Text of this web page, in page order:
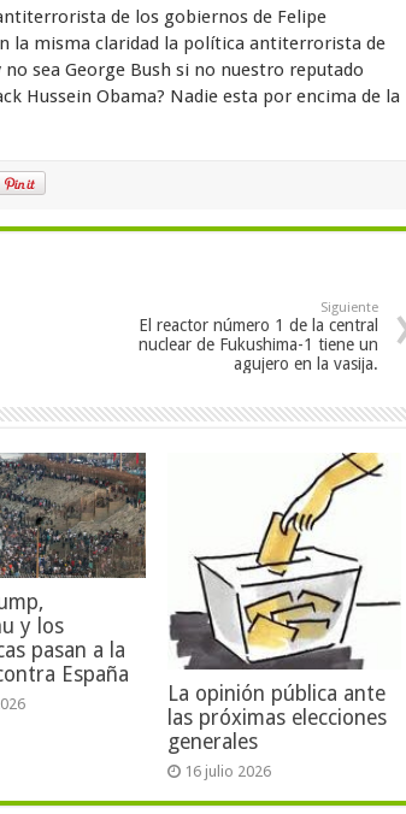
de los gobiernos de Felipe
la misma claridad la política antiterrorista de
sea George Bush si no nuestro reputado
Hussein Obama? Nadie esta por encima de la
Siguiente
El reactor número 1 de la central
nuclear de Fukushima-1 tiene un
agujero en la vasija.
y los
pasan a la
España
La opinión pública ante
las próximas elecciones
generales
16 julio 2026